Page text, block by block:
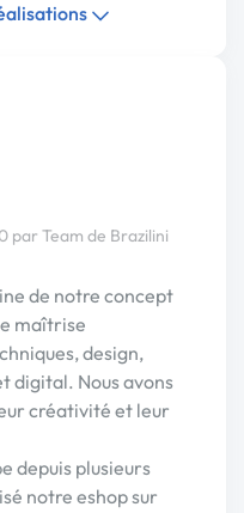
par Team de Brazilini
de notre concept
maîtrise
design,
digital. Nous avons
créativité et leur
depuis plusieurs
notre eshop sur